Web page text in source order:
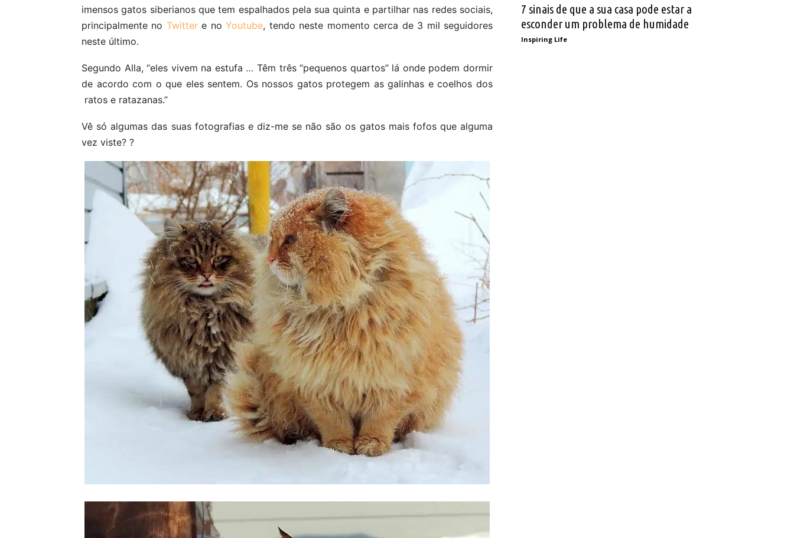
imensos gatos siberianos que tem espalhados pela sua quinta e partilhar nas redes sociais,
principalmente no Twittere noYoutube, tendo neste momento cerca de 3 mil seguidores
neste último.
Segundo Alla, “eles vivem na estufa … Têm três “pequenos quartos” lá onde podem dormir
de acordo com o que eles sentem. Os nossos gatos protegem as galinhas e coelhos dos
ratos e ratazanas.”
Vê só algumas das suas fotografias e diz-me se não são os gatos mais fofos que alguma
vez viste? ?
7 sinais de que a sua casa pode estar a
esconder um problema de humidade
Inspiring Life